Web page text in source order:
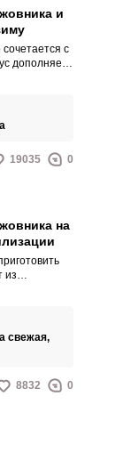
и
с
дополняет
19035 0
на
из
свежая,
8832 0